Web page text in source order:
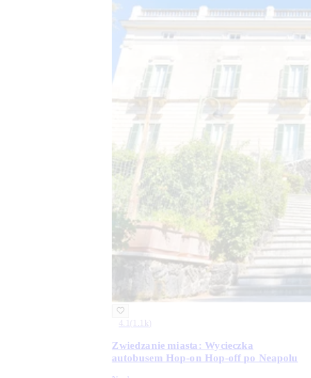
4.1 ( 1.1k )
Zwiedzanie miasta: Wycieczka
autobusem Hop-on Hop-off po Neapolu